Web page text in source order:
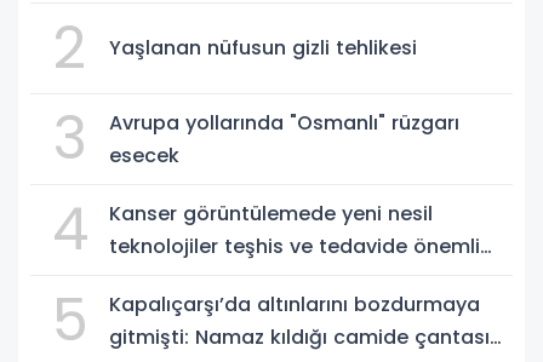
14-15. maddelerine muhalefet,
dolandırıcılığı ve halkı y
2 Yaşlanan nüfusun gizli tehlikesi
3
Avrupa yollarında "Osmanlı" rüzgarı
esecek
4
Kanser görüntülemede yeni nesil
teknolojiler teşhis ve tedavide önemli
5
Kapalıçarşı’da altınlarını bozdurmaya
gitmişti: Namaz kıldığı camide çantası